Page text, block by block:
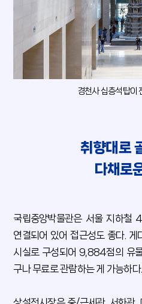
경천사 십층석탑이
취향대로
다채로
국립중앙박물관은 서울 지하철 4
연결되어 있어 접근성도 좋다.
시실로 구성되어 9,884점의 유
구나 무료로 관람하는 게 가능하다.